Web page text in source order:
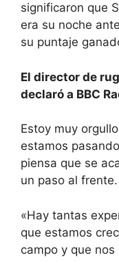
significaron que
era su noche
su puntaje
El director de
declaró a BBC
Estoy muy
estamos
piensa que se
un paso al frente.
«Hay tantas
que estamos
campo y que